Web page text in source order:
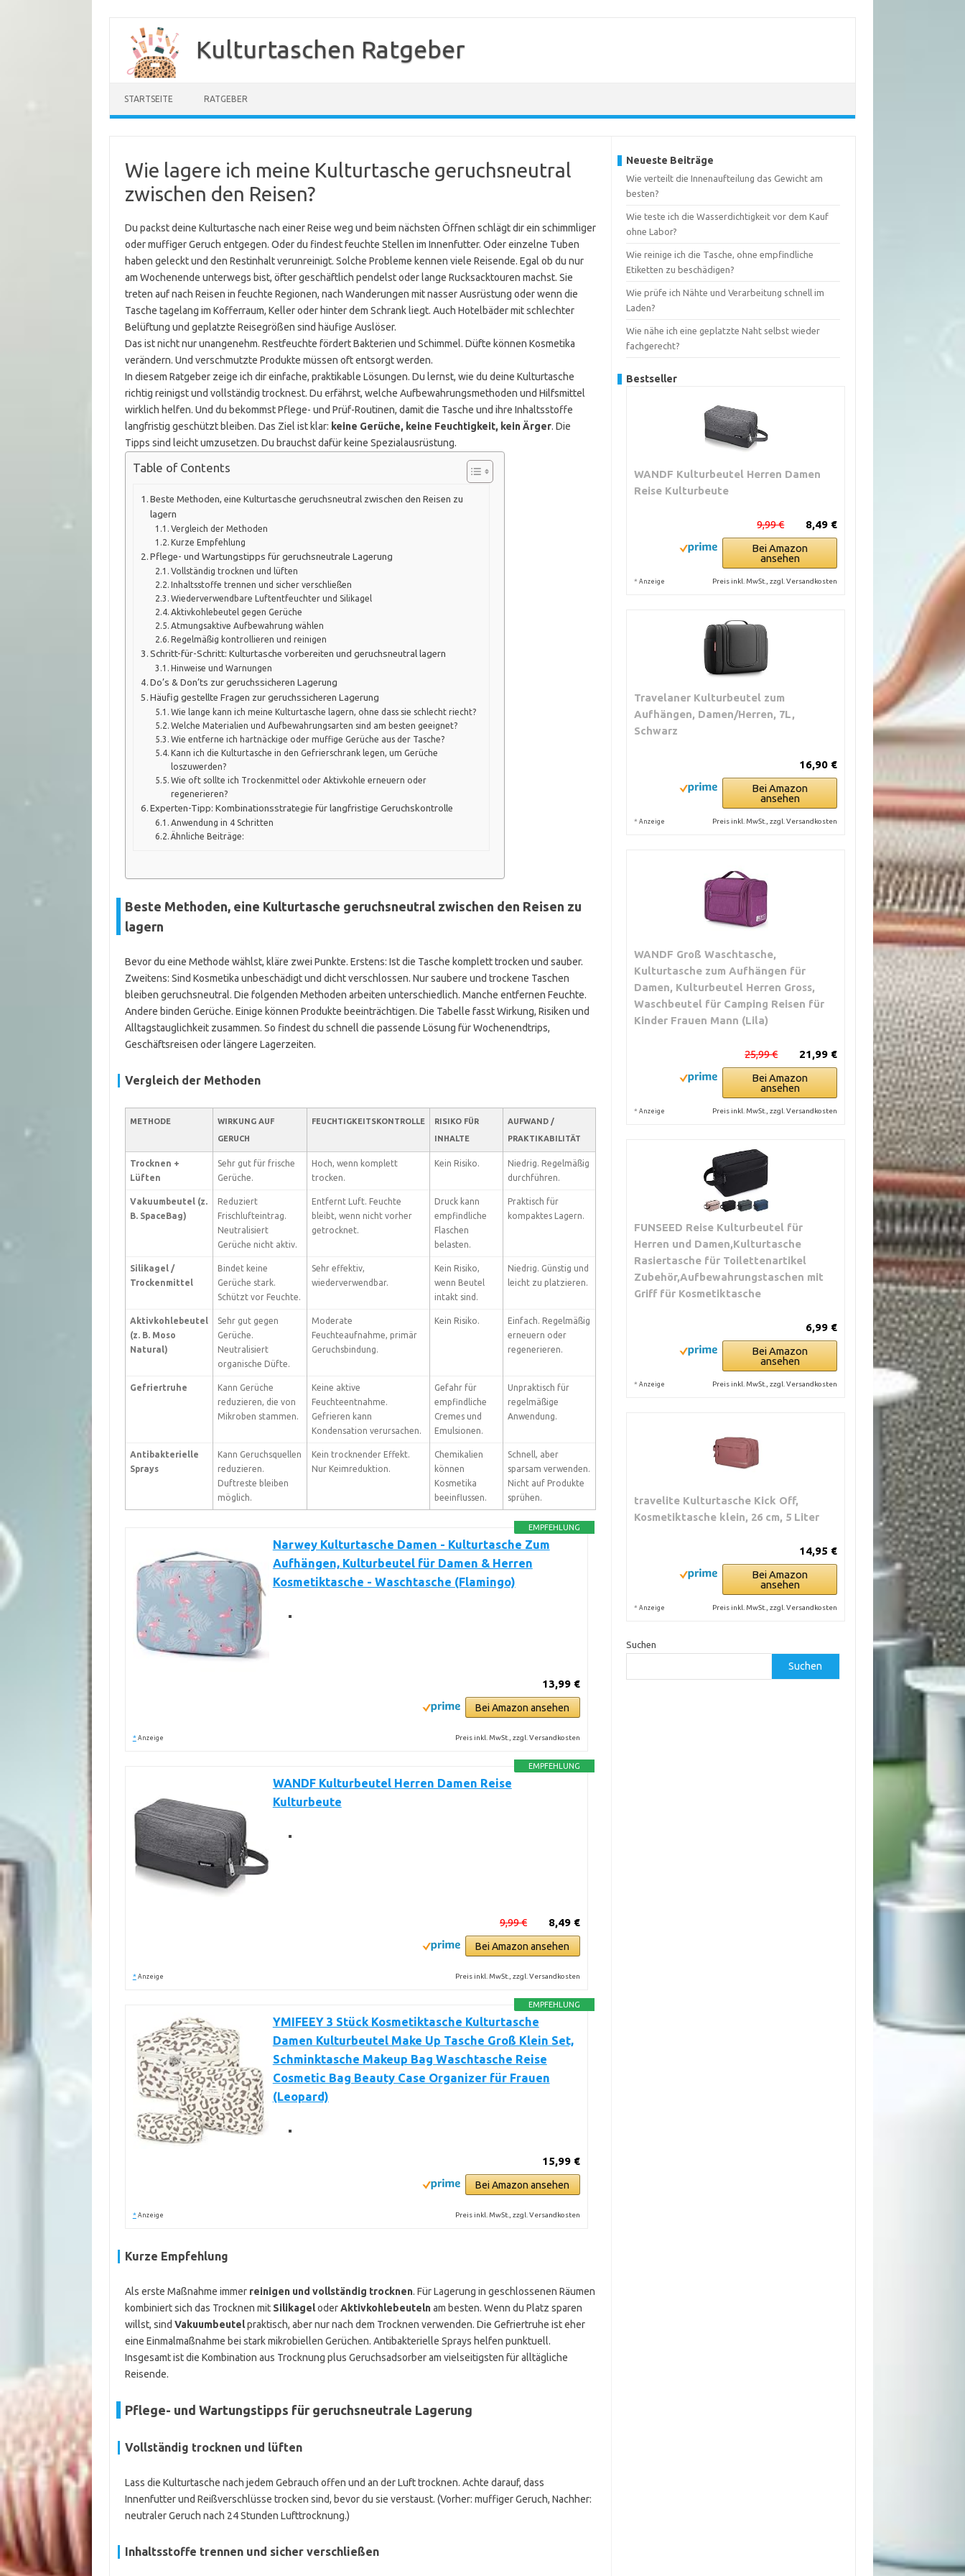
springen
Kulturtaschen Ratgeber
STARTSEITE RATGEBER
Wie lagere ich meine Kulturtasche geruchsneutral
zwischen den Reisen?
Du packst deine Kulturtasche nach einer Reise weg und beim nächsten Öffnen schlägt dir ein schimmliger
oder muffiger Geruch entgegen. Oder du findest feuchte Stellen im Innenfutter. Oder einzelne Tuben
haben geleckt und den Restinhalt verunreinigt. Solche Probleme kennen viele Reisende. Egal ob du nur
am Wochenende unterwegs bist, öfter geschäftlich pendelst oder lange Rucksacktouren machst. Sie
treten auf nach Reisen in feuchte Regionen, nach Wanderungen mit nasser Ausrüstung oder wenn die
Tasche tagelang im Kofferraum, Keller oder hinter dem Schrank liegt. Auch Hotelbäder mit schlechter
Belüftung und geplatzte Reisegrößen sind häufige Auslöser.
Das ist nicht nur unangenehm. Restfeuchte fördert Bakterien und Schimmel. Düfte können Kosmetika
verändern. Und verschmutzte Produkte müssen oft entsorgt werden.
In diesem Ratgeber zeige ich dir einfache, praktikable Lösungen. Du lernst, wie du deine Kulturtasche
richtig reinigst und vollständig trocknest. Du erfährst, welche Aufbewahrungsmethoden und Hilfsmittel
wirklich helfen. Und du bekommst Pflege- und Prüf-Routinen, damit die Tasche und ihre Inhaltsstoffe
langfristig geschützt bleiben. Das Ziel ist klar: keine Gerüche, keine Feuchtigkeit, kein Ärger. Die
Tipps sind leicht umzusetzen. Du brauchst dafür keine Spezialausrüstung.
Table of Contents
Beste Methoden, eine Kulturtasche geruchsneutral zwischen den Reisen zu
lagern
Vergleich der Methoden
Kurze Empfehlung
Pflege- und Wartungstipps für geruchsneutrale Lagerung
Vollständig trocknen und lüften
Inhaltsstoffe trennen und sicher verschließen
Wiederverwendbare Luftentfeuchter und Silikagel
Aktivkohlebeutel gegen Gerüche
Atmungsaktive Aufbewahrung wählen
Regelmäßig kontrollieren und reinigen
Schritt-für-Schritt: Kulturtasche vorbereiten und geruchsneutral lagern
Hinweise und Warnungen
Do’s & Don’ts zur geruchssicheren Lagerung
Häufig gestellte Fragen zur geruchssicheren Lagerung
Wie lange kann ich meine Kulturtasche lagern, ohne dass sie schlecht riecht?
Welche Materialien und Aufbewahrungsarten sind am besten geeignet?
Wie entferne ich hartnäckige oder muffige Gerüche aus der Tasche?
Kann ich die Kulturtasche in den Gefrierschrank legen, um Gerüche
loszuwerden?
Wie oft sollte ich Trockenmittel oder Aktivkohle erneuern oder
regenerieren?
Experten-Tipp: Kombinationsstrategie für langfristige Geruchskontrolle
Anwendung in 4 Schritten
Ähnliche Beiträge:
Beste Methoden, eine Kulturtasche geruchsneutral zwischen den Reisen zu
lagern
Bevor du eine Methode wählst, kläre zwei Punkte. Erstens: Ist die Tasche komplett trocken und sauber.
Zweitens: Sind Kosmetika unbeschädigt und dicht verschlossen. Nur saubere und trockene Taschen
bleiben geruchsneutral. Die folgenden Methoden arbeiten unterschiedlich. Manche entfernen Feuchte.
Andere binden Gerüche. Einige können Produkte beeinträchtigen. Die Tabelle fasst Wirkung, Risiken und
Alltagstauglichkeit zusammen. So findest du schnell die passende Lösung für Wochenendtrips,
Geschäftsreisen oder längere Lagerzeiten.
Vergleich der Methoden
METHODE
WIRKUNG AUF
GERUCH
FEUCHTIGKEITSKONTROLLE
RISIKO FÜR
INHALTE
AUFWAND /
PRAKTIKABILITÄT
Trocknen +
Lüften
Sehr gut für frische
Gerüche.
Hoch, wenn komplett
trocken.
Kein Risiko.
Niedrig. Regelmäßig
durchführen.
Vakuumbeutel (z.
B. SpaceBag)
Reduziert
Frischlufteintrag.
Neutralisiert
Gerüche nicht aktiv.
Entfernt Luft. Feuchte
bleibt, wenn nicht vorher
getrocknet.
Druck kann
empfindliche
Flaschen
belasten.
Praktisch für
kompaktes Lagern.
Silikagel /
Trockenmittel
Bindet keine
Gerüche stark.
Schützt vor Feuchte.
Sehr effektiv,
wiederverwendbar.
Kein Risiko,
wenn Beutel
intakt sind.
Niedrig. Günstig und
leicht zu platzieren.
Aktivkohlebeutel
(z. B. Moso
Natural)
Sehr gut gegen
Gerüche.
Neutralisiert
organische Düfte.
Moderate
Feuchteaufnahme, primär
Geruchsbindung.
Kein Risiko.
Einfach. Regelmäßig
erneuern oder
regenerieren.
Gefriertruhe
Kann Gerüche
reduzieren, die von
Mikroben stammen.
Keine aktive
Feuchteentnahme.
Gefrieren kann
Kondensation verursachen.
Gefahr für
empfindliche
Cremes und
Emulsionen.
Unpraktisch für
regelmäßige
Anwendung.
Antibakterielle
Sprays
Kann Geruchsquellen
reduzieren.
Duftreste bleiben
möglich.
Kein trocknender Effekt.
Nur Keimreduktion.
Chemikalien
können
Kosmetika
beeinflussen.
Schnell, aber
sparsam verwenden.
Nicht auf Produkte
sprühen.
EMPFEHLUNG
Narwey Kulturtasche Damen - Kulturtasche Zum
Aufhängen, Kulturbeutel für Damen & Herren
Kosmetiktasche - Waschtasche (Flamingo)
13,99 €
Bei Amazon ansehen
* Anzeige Preis inkl. MwSt., zzgl. Versandkosten
EMPFEHLUNG
WANDF Kulturbeutel Herren Damen Reise
Kulturbeute
8,49 €
9,99 €
Bei Amazon ansehen
* Anzeige Preis inkl. MwSt., zzgl. Versandkosten
EMPFEHLUNG
YMIFEEY 3 Stück Kosmetiktasche Kulturtasche
Damen Kulturbeutel Make Up Tasche Groß Klein Set,
Schminktasche Makeup Bag Waschtasche Reise
Cosmetic Bag Beauty Case Organizer für Frauen
(Leopard)
15,99 €
Bei Amazon ansehen
* Anzeige Preis inkl. MwSt., zzgl. Versandkosten
Kurze Empfehlung
Als erste Maßnahme immer reinigen und vollständig trocknen. Für Lagerung in geschlossenen Räumen
kombiniert sich das Trocknen mit SilikageloderAktivkohlebeutelnam besten. Wenn du Platz sparen
willst, sind Vakuumbeutelpraktisch, aber nur nach dem Trocknen verwenden. Die Gefriertruhe ist eher
eine Einmalmaßnahme bei stark mikrobiellen Gerüchen. Antibakterielle Sprays helfen punktuell.
Insgesamt ist die Kombination aus Trocknung plus Geruchsadsorber am vielseitigsten für alltägliche
Reisende.
Pflege- und Wartungstipps für geruchsneutrale Lagerung
Vollständig trocknen und lüften
Lass die Kulturtasche nach jedem Gebrauch offen und an der Luft trocknen. Achte darauf, dass
Innenfutter und Reißverschlüsse trocken sind, bevor du sie verstaust. (Vorher: muffiger Geruch, Nachher:
neutraler Geruch nach 24 Stunden Lufttrocknung.)
Inhaltsstoffe trennen und sicher verschließen
Neueste Beiträge
Wie verteilt die Innenaufteilung das Gewicht am
besten?
Wie teste ich die Wasserdichtigkeit vor dem Kauf
ohne Labor?
Wie reinige ich die Tasche, ohne empfindliche
Etiketten zu beschädigen?
Wie prüfe ich Nähte und Verarbeitung schnell im
Laden?
Wie nähe ich eine geplatzte Naht selbst wieder
fachgerecht?
Bestseller
WANDF Kulturbeutel Herren Damen
Reise Kulturbeute
8,49 €
9,99 €
Bei Amazon
ansehen
* Anzeige Preis inkl. MwSt., zzgl. Versandkosten
Travelaner Kulturbeutel zum
Aufhängen, Damen/Herren, 7L,
Schwarz
16,90 €
Bei Amazon
ansehen
* Anzeige Preis inkl. MwSt., zzgl. Versandkosten
WANDF Groß Waschtasche,
Kulturtasche zum Aufhängen für
Damen, Kulturbeutel Herren Gross,
Waschbeutel für Camping Reisen für
Kinder Frauen Mann (Lila)
21,99 €
25,99 €
Bei Amazon
ansehen
* Anzeige Preis inkl. MwSt., zzgl. Versandkosten
FUNSEED Reise Kulturbeutel für
Herren und Damen,Kulturtasche
Rasiertasche für Toilettenartikel
Zubehör,Aufbewahrungstaschen mit
Griff für Kosmetiktasche
6,99 €
Bei Amazon
ansehen
* Anzeige Preis inkl. MwSt., zzgl. Versandkosten
travelite Kulturtasche Kick Off,
Kosmetiktasche klein, 26 cm, 5 Liter
14,95 €
Bei Amazon
ansehen
* Anzeige Preis inkl. MwSt., zzgl. Versandkosten
Suchen
Suchen